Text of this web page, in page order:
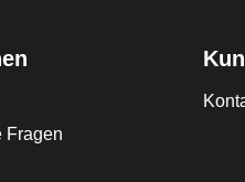
Fragen